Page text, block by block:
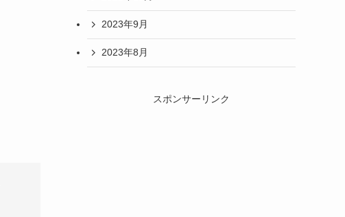
2023年9月
2023年8月
スポンサーリンク